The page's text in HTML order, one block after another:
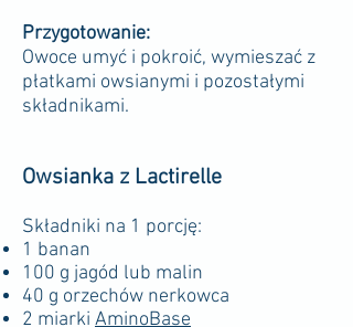
Przygotowanie:
Owoce umyć i pokroić, wymieszać z
płatkami owsianymi i pozostałymi
składnikami.
Owsianka z Lactirelle
Składniki na 1 porcję:
1 banan
100 g jagód lub malin
40 g orzechów nerkowca
2 miarki AminoBase